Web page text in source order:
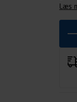
læs